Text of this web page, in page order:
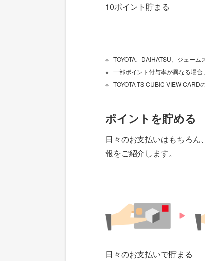
10ポイント貯まる
TOYOTA、DAIHATSU、ジェーム
一部ポイント付与率が異なる場
TOYOTA TS CUBIC VIEW CARD
ポイントを貯める
日々のお支払いはもちろ
報をご紹介します。
日々のお支払いで貯まる